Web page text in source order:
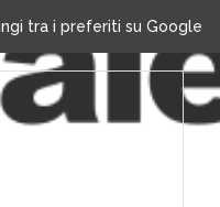
tra i preferiti su Google